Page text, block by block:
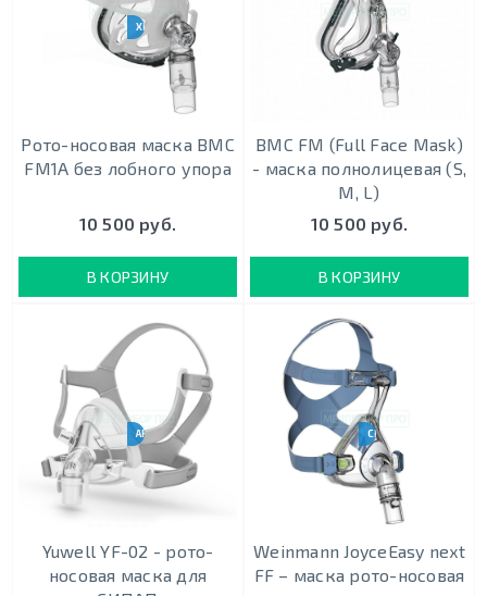
ХИТ ПРОДАЖ
Рото-носовая маска BMC
FM1A без лобного упора
10 500 руб.
В КОРЗИНУ
BMC FM (Full Face Mask)
- маска полнолицевая (S,
M, L)
10 500 руб.
В КОРЗИНУ
АНАЛОГ RESMED F20
Yuwell YF-02 - рото-
носовая маска для
CPAP-BPAP-НВЛ
Weinmann JoyceEasy next
FF – маска рото-носовая